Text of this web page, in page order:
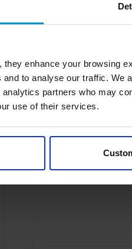
enhance your browsing
to analyse our traffic.
partners who may
use of their services.
Çok Kademeli
MEIO kavramını,
daha iyi görünürlük
tedarik zinciri
keşfedin.